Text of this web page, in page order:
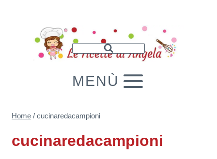
MENÙ
Home / cucinaredacampioni
cucinaredacampioni